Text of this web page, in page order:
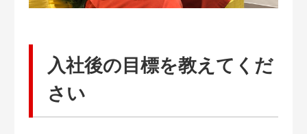
入社後の目標を教えてくだ
さい